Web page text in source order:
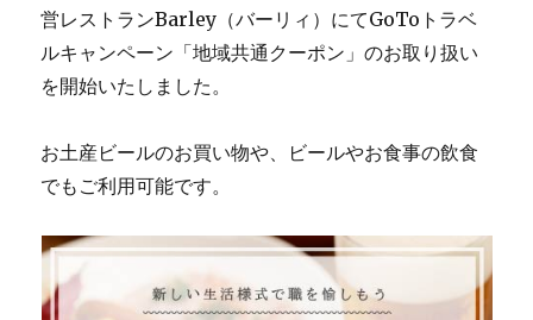
営レストランBarley（バーリィ）にてGoToトラベ
ルキャンペーン「地域共通クーポン」のお取り扱い
を開始いたしました。
お土産ビールのお買い物や、ビールやお食事の飲食
でもご利用可能です。